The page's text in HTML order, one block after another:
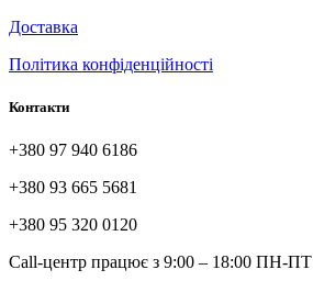
Доставка
Політика конфіденційності
Контакти
+380 97 940 6186
+380 93 665 5681
+380 95 320 0120
Call-центр працює з 9:00 – 18:00 ПН-ПТ